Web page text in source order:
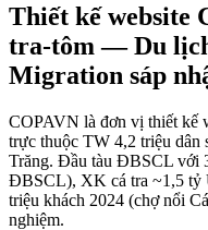
Thiết kế website
tra-tôm — Du
Migration sáp
COPAVN là đơn vị thiết kế
trực thuộc TW 4,2 triệu dân
Trăng. Đầu tàu ĐBSCL với
ĐBSCL), XK cá tra ~1,5 tỷ
triệu khách 2024 (chợ nổi
nghiệm.